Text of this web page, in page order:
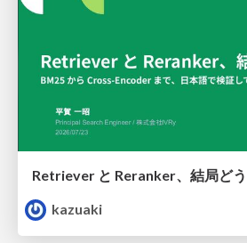
Retriever と Reranker、結局ど
kazuaki